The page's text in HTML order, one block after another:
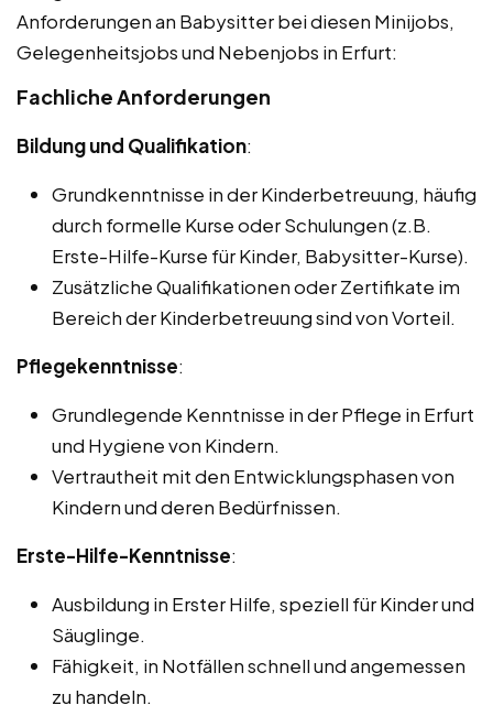
Anforderungen an Babysitter bei diesen Minijobs,
Gelegenheitsjobs und Nebenjobs in Erfurt:
Fachliche Anforderungen
Bildung und Qualifikation:
Grundkenntnisse in der Kinderbetreuung, häufig
durch formelle Kurse oder Schulungen (z.B.
Erste-Hilfe-Kurse für Kinder, Babysitter-Kurse).
Zusätzliche Qualifikationen oder Zertifikate im
Bereich der Kinderbetreuung sind von Vorteil.
Pflegekenntnisse:
Grundlegende Kenntnisse in der Pflege in Erfurt
und Hygiene von Kindern.
Vertrautheit mit den Entwicklungsphasen von
Kindern und deren Bedürfnissen.
Erste-Hilfe-Kenntnisse:
Ausbildung in Erster Hilfe, speziell für Kinder und
Säuglinge.
Fähigkeit, in Notfällen schnell und angemessen
zu handeln.